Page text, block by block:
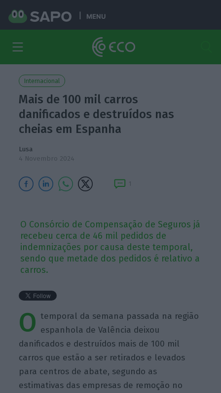
MENU
Internacional
Mais de 100 mil carros
danificados e destruídos nas
cheias em Espanha
Lusa
4 Novembro 2024
1
O Consórcio de Compensação de Seguros já
recebeu cerca de 46 mil pedidos de
indemnizações por causa deste temporal,
sendo que metade dos pedidos é relativo a
carros.
O temporal da semana passada na região
espanhola de Valência deixou
danificados e destruídos mais de 100 mil
carros que estão a ser retirados e levados
para centros de abate, segundo as
estimativas das empresas de remoção no